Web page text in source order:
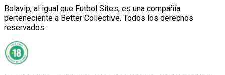
Bolavip, al igual que Futbol Sites, es una compañía
perteneciente a Better Collective. Todos los derechos
reservados.